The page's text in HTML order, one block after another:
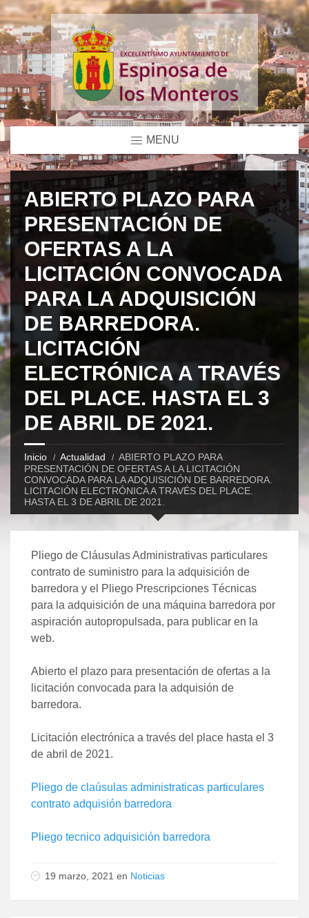
MENU
ABIERTO PLAZO PARA
PRESENTACIÓN DE
OFERTAS A LA
LICITACIÓN CONVOCADA
PARA LA ADQUISICIÓN
DE BARREDORA.
LICITACIÓN
ELECTRÓNICA A TRAVÉS
DEL PLACE. HASTA EL 3
DE ABRIL DE 2021.
Inicio Actualidad
ABIERTO PLAZO PARA
PRESENTACIÓN DE OFERTAS A LA LICITACIÓN
CONVOCADA PARA LA ADQUISICIÓN DE BARREDORA.
LICITACIÓN ELECTRÓNICA A TRAVÉS DEL PLACE.
HASTA EL 3 DE ABRIL DE 2021.
Pliego de Cláusulas Administrativas particulares
contrato de suministro para la adquisición de
barredora y el Pliego Prescripciones Técnicas
para la adquisición de una máquina barredora por
aspiración autopropulsada, para publicar en la
web.
Abierto el plazo para presentación de ofertas a la
licitación convocada para la adquisión de
barredora.
Licitación electrónica a través del place hasta el 3
de abril de 2021.
Pliego de claúsulas administraticas particulares
contrato adquisión barredora
Pliego tecnico adquisición barredora
19 marzo, 2021 en Noticias